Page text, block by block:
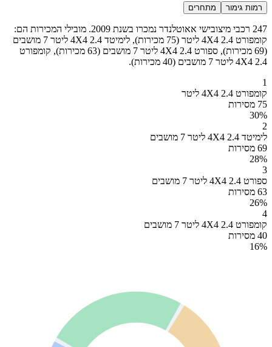
רמות גימור מתחרים
247 רכבי מיצובישי אאוטלנדר נמכרו בשנת 2009. מובילי המכירות הם:
קומפורט 4X4 2.4 ליטר (75 מכירות), לימיטד 4X4 2.4 ליטר 7 מושבים
(69 מכירות), ספורט 4X4 2.4 ליטר 7 מושבים (63 מכירות), קומפורט
4X4 2.4 ליטר 7 מושבים (40 מכירות).
1
קומפורט 4X4 2.4 ליטר
75 מסירות
30%
2
לימיטד 4X4 2.4 ליטר 7 מושבים
69 מסירות
28%
3
ספורט 4X4 2.4 ליטר 7 מושבים
63 מסירות
26%
4
קומפורט 4X4 2.4 ליטר 7 מושבים
40 מסירות
16%